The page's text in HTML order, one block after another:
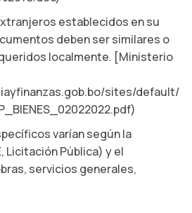
establecidos en su
deben ser similares o
localmente. [Ministerio
sites/default/
varían según la
Licitación Pública) y el
servicios generales,